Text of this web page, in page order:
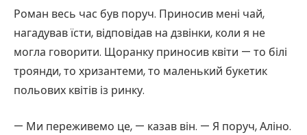
Роман весь час був поруч. Приносив мені чай,
нагадував їсти, відповідав на дзвінки, коли я не
могла говорити. Щоранку приносив квіти — то білі
троянди, то хризантеми, то маленький букетик
польових квітів із ринку.
— Ми переживемо це, — казав він. — Я поруч, Аліно.